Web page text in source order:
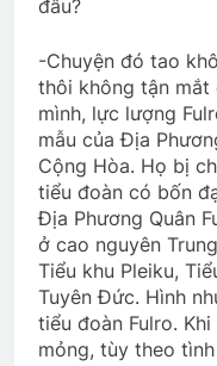
3
đâu?
-Chuyện đó tao
thôi không tận mắt
mình, lực lượng
mẫu của Địa
Cộng Hòa. Họ bị
tiểu đoàn có bốn
Địa Phương Quân
ở cao nguyên
Tiểu khu Pleiku,
Tuyên Đức. Hình
tiểu đoàn Fulro.
mỏng, tùy theo